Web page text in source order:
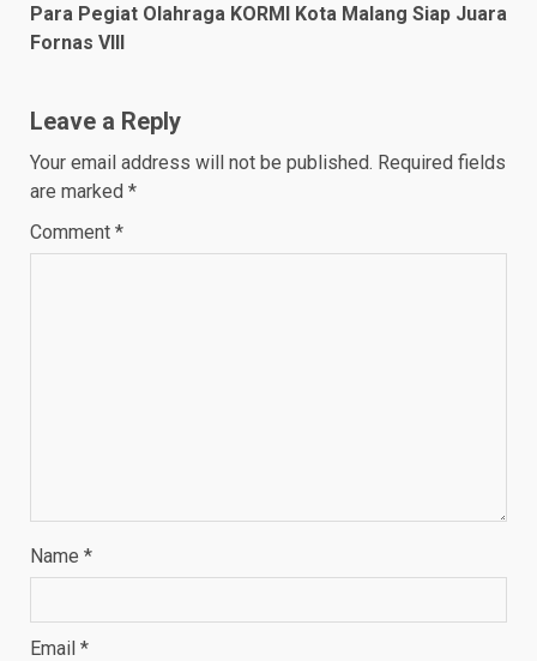
Para Pegiat Olahraga KORMI Kota Malang Siap Juara
Fornas VIII
Leave a Reply
Your email address will not be published. Required fields
are marked *
Comment *
Name *
Email *